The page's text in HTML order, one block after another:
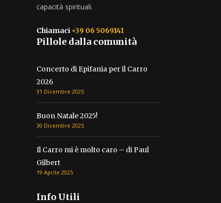
capacità spirituali.
Chiamaci +39 06 5069141
Pillole dalla comunità
Concerto di Epifania per il Carro
2026
31 Dicembre 2025
Buon Natale 2025!
30 Dicembre 2025
Il Carro mi è molto caro – di Paul
Gilbert
19 Aprile 2025
Info Utili